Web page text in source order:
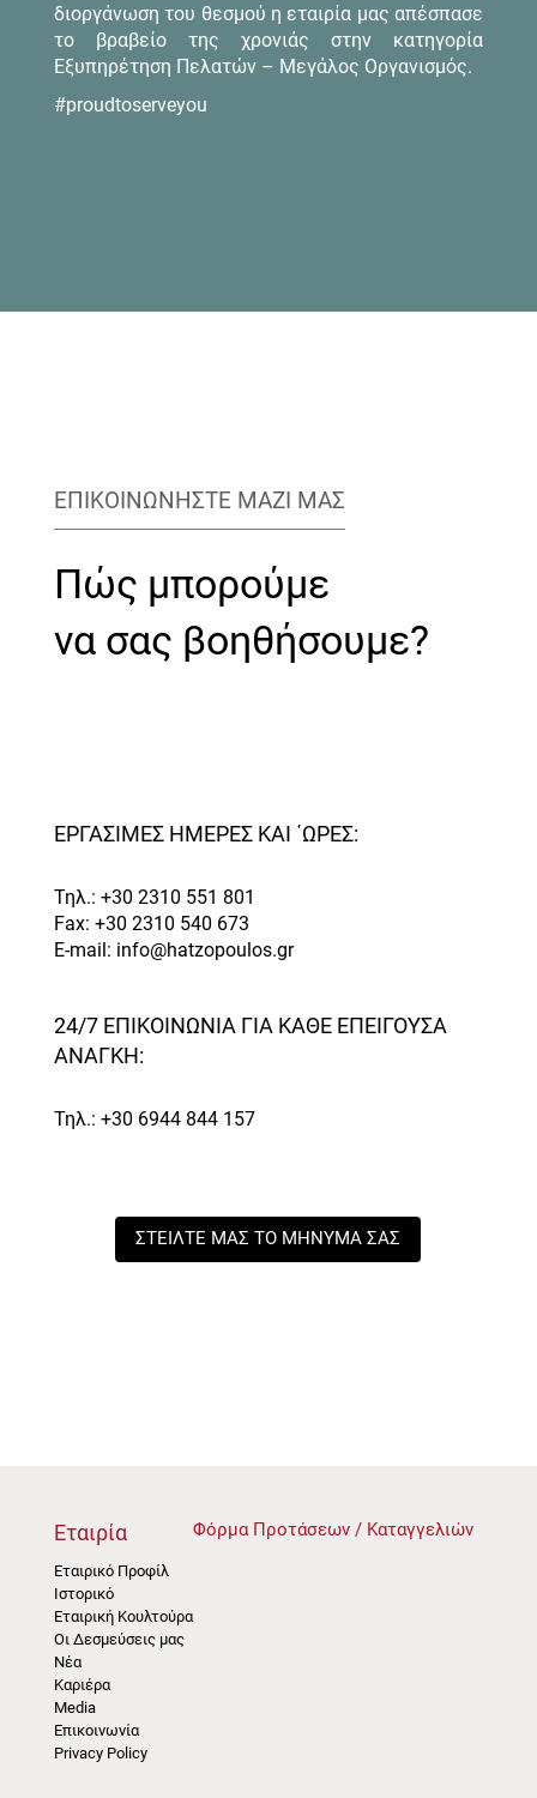
διοργάνωση του θεσμού η εταιρία μας απέσπασε
το βραβείο της χρονιάς στην κατηγορία
Εξυπηρέτηση Πελατών – Μεγάλος Οργανισμός.
#proudtoserveyou
ΕΠΙΚΟΙΝΩΝΗΣΤΕ ΜΑΖΙ ΜΑΣ
Πώς μπορούμε
να σας βοηθήσουμε?
ΕΡΓΆΣΙΜΕΣ ΗΜΈΡΕΣ ΚΑΙ ΄ΏΡΕΣ:
Τηλ.: +30 2310 551 801
Fax: +30 2310 540 673
E-mail: info@hatzopoulos.gr
24/7 ΕΠΙΚΟΙΝΩΝΙΑ ΓΙΑ ΚΑΘΕ ΕΠΕΙΓΟΥΣΑ
ΑΝΑΓΚΗ:
Τηλ.: +30 6944 844 157
ΣΤΕΙΛΤΕ ΜΑΣ ΤΟ ΜΗΝΥΜΑ ΣΑΣ
Εταιρία
Εταιρικό Προφίλ
Ιστορικό
Εταιρική Κουλτούρα
Οι Δεσμεύσεις μας
Νέα
Καριέρα
Media
Επικοινωνία
Privacy Policy
Φόρμα Προτάσεων / Καταγγελιών